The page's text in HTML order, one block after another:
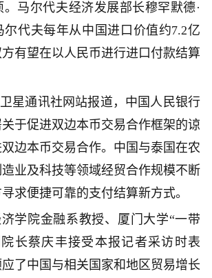
马尔代夫经济发展部长穆罕默德·
尔代夫每年从中国进口价值约7.2亿
有望在以人民币进行进口付款结算
星通讯社网站报道，中国人民银行
于促进双边本币交易合作框架的谅
边本币交易合作。中国与泰国在农
业及科技等领域经贸合作规模不断
求便捷可靠的支付结算新方式。
学院金融系教授、厦门大学“一带
长蔡庆丰接受本报记者采访时表
了中国与相关国家和地区贸易增长